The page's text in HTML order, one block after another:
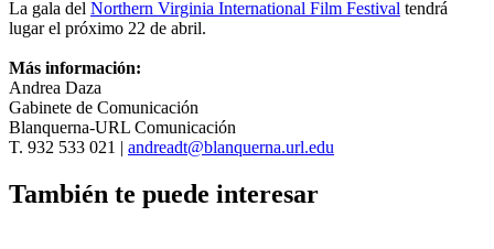
La gala del Northern Virginia International Film Festival tendrá
lugar el próximo 22 de abril.
Más información:
Andrea Daza
Gabinete de Comunicación
Blanquerna-URL Comunicación
T. 932 533 021 | andreadt@blanquerna.url.edu
También te puede interesar